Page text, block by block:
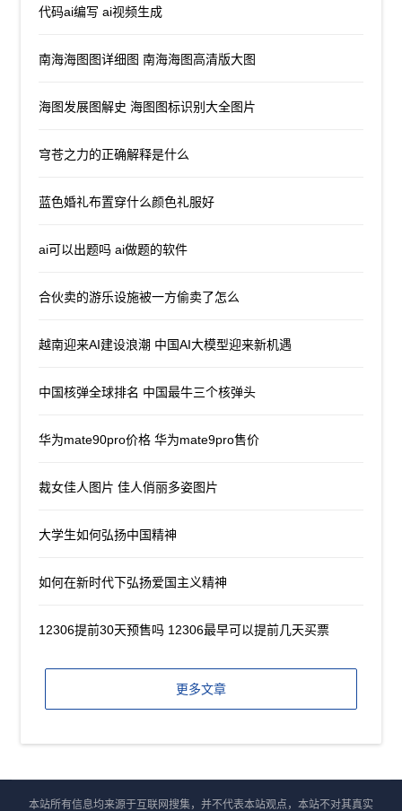
代码ai编写 ai视频生成
南海海图图详细图 南海海图高清版大图
海图发展图解史 海图图标识别大全图片
穹苍之力的正确解释是什么
蓝色婚礼布置穿什么颜色礼服好
ai可以出题吗 ai做题的软件
合伙卖的游乐设施被一方偷卖了怎么
越南迎来AI建设浪潮 中国AI大模型迎来新机遇
中国核弹全球排名 中国最牛三个核弹头
华为mate90pro价格 华为mate9pro售价
裁女佳人图片 佳人俏丽多姿图片
大学生如何弘扬中国精神
如何在新时代下弘扬爱国主义精神
12306提前30天预售吗 12306最早可以提前几天买票
更多文章
本站所有信息均来源于互联网搜集，并不代表本站观点，本站不对其真实